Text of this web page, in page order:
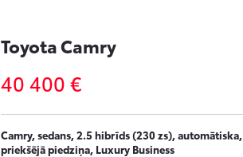
Toyota Camry
40 400 €
Camry, sedans, 2.5 hibrīds (230 zs), automātiska,
priekšējā piedziņa, Luxury Business